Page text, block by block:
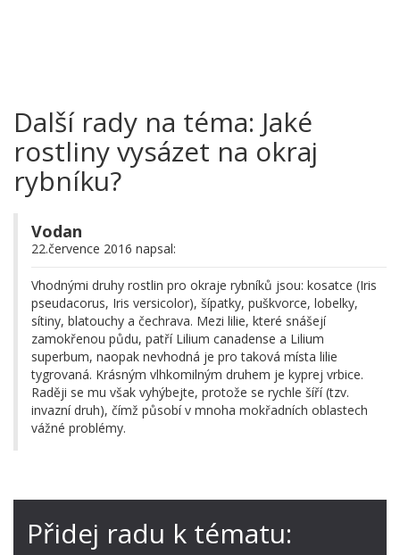
Další rady na téma: Jaké
rostliny vysázet na okraj
rybníku?
Vodan
22.července 2016 napsal:
Vhodnými druhy rostlin pro okraje rybníků jsou: kosatce (Iris
pseudacorus, Iris versicolor), šípatky, puškvorce, lobelky,
sítiny, blatouchy a čechrava. Mezi lilie, které snášejí
zamokřenou půdu, patří Lilium canadense a Lilium
superbum, naopak nevhodná je pro taková místa lilie
tygrovaná. Krásným vlhkomilným druhem je kyprej vrbice.
Raději se mu však vyhýbejte, protože se rychle šíří (tzv.
invazní druh), čímž působí v mnoha mokřadních oblastech
vážné problémy.
Přidej radu k tématu: